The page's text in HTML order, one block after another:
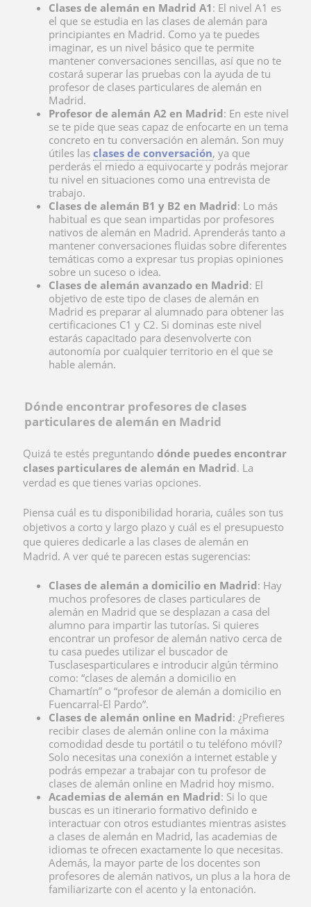
Clases de alemán en Madrid A1 : El nivel A1 es
el que se estudia en las clases de alemán para
principiantes en Madrid. Como ya te puedes
imaginar, es un nivel básico que te permite
mantener conversaciones sencillas, así que no te
costará superar las pruebas con la ayuda de tu
profesor de clases particulares de alemán en
Madrid.
Profesor de alemán A2 en Madrid: En este nivel
se te pide que seas capaz de enfocarte en un tema
concreto en tu conversación en alemán. Son muy
útiles las clases de conversación, ya que
perderás el miedo a equivocarte y podrás mejorar
tu nivel en situaciones como una entrevista de
trabajo.
Clases de alemán B1 y B2 en Madrid: Lo más
habitual es que sean impartidas por profesores
nativos de alemán en Madrid. Aprenderás tanto a
mantener conversaciones fluidas sobre diferentes
temáticas como a expresar tus propias opiniones
sobre un suceso o idea.
Clases de alemán avanzado en Madrid: El
objetivo de este tipo de clases de alemán en
Madrid es preparar al alumnado para obtener las
certificaciones C1 y C2. Si dominas este nivel
estarás capacitado para desenvolverte con
autonomía por cualquier territorio en el que se
hable alemán.
Dónde encontrar profesores de clases
particulares de alemán en Madrid
Quizá te estés preguntando dónde puedes encontrar
clases particulares de alemán en Madrid. La
verdad es que tienes varias opciones.
Piensa cuál es tu disponibilidad horaria, cuáles son tus
objetivos a corto y largo plazo y cuál es el presupuesto
que quieres dedicarle a las clases de alemán en
Madrid. A ver qué te parecen estas sugerencias:
Clases de alemán a domicilio en Madrid: Hay
muchos profesores de clases particulares de
alemán en Madrid que se desplazan a casa del
alumno para impartir las tutorías. Si quieres
encontrar un profesor de alemán nativo cerca de
tu casa puedes utilizar el buscador de
Tusclasesparticulares e introducir algún término
como: “clases de alemán a domicilio en
Chamartín” o “profesor de alemán a domicilio en
Fuencarral-El Pardo”.
Clases de alemán online en Madrid: ¿Prefieres
recibir clases de alemán online con la máxima
comodidad desde tu portátil o tu teléfono móvil?
Solo necesitas una conexión a internet estable y
podrás empezar a trabajar con tu profesor de
clases de alemán online en Madrid hoy mismo.
Academias de alemán en Madrid: Si lo que
buscas es un itinerario formativo definido e
interactuar con otros estudiantes mientras asistes
a clases de alemán en Madrid, las academias de
idiomas te ofrecen exactamente lo que necesitas.
Además, la mayor parte de los docentes son
profesores de alemán nativos, un plus a la hora de
familiarizarte con el acento y la entonación.